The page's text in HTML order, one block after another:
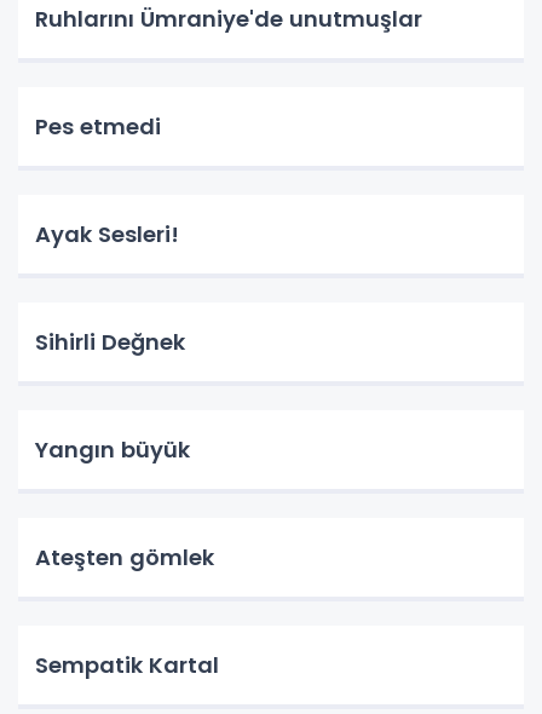
Ruhlarını Ümraniye'de unutmuşlar
Pes etmedi
Ayak Sesleri!
Sihirli Değnek
Yangın büyük
Ateşten gömlek
Sempatik Kartal